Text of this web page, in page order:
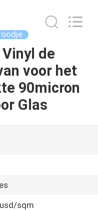
de
voor het
90micron
Glas
sqm